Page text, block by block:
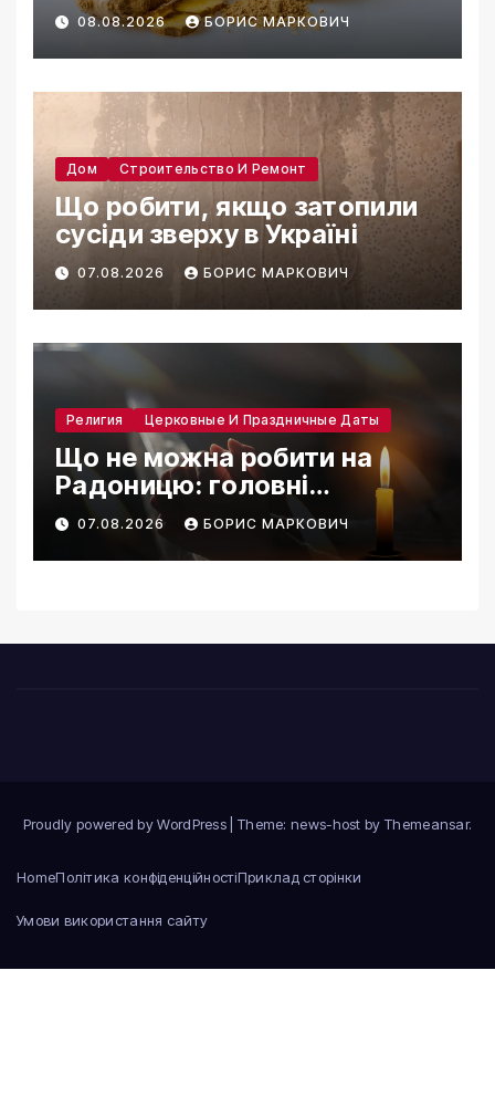
08.08.2026 БОРИС МАРКОВИЧ
Дом Строительство И Ремонт
Що робити, якщо затопили
сусіди зверху в Україні
07.08.2026 БОРИС МАРКОВИЧ
Религия Церковные И Праздничные Даты
Що не можна робити на
Радоницю: головні
заборони дня
07.08.2026 БОРИС МАРКОВИЧ
Proudly powered by WordPress Theme: news-host by Themeansar.
HomeПолітика конфіденційностіПриклад сторінки
Умови використання сайту